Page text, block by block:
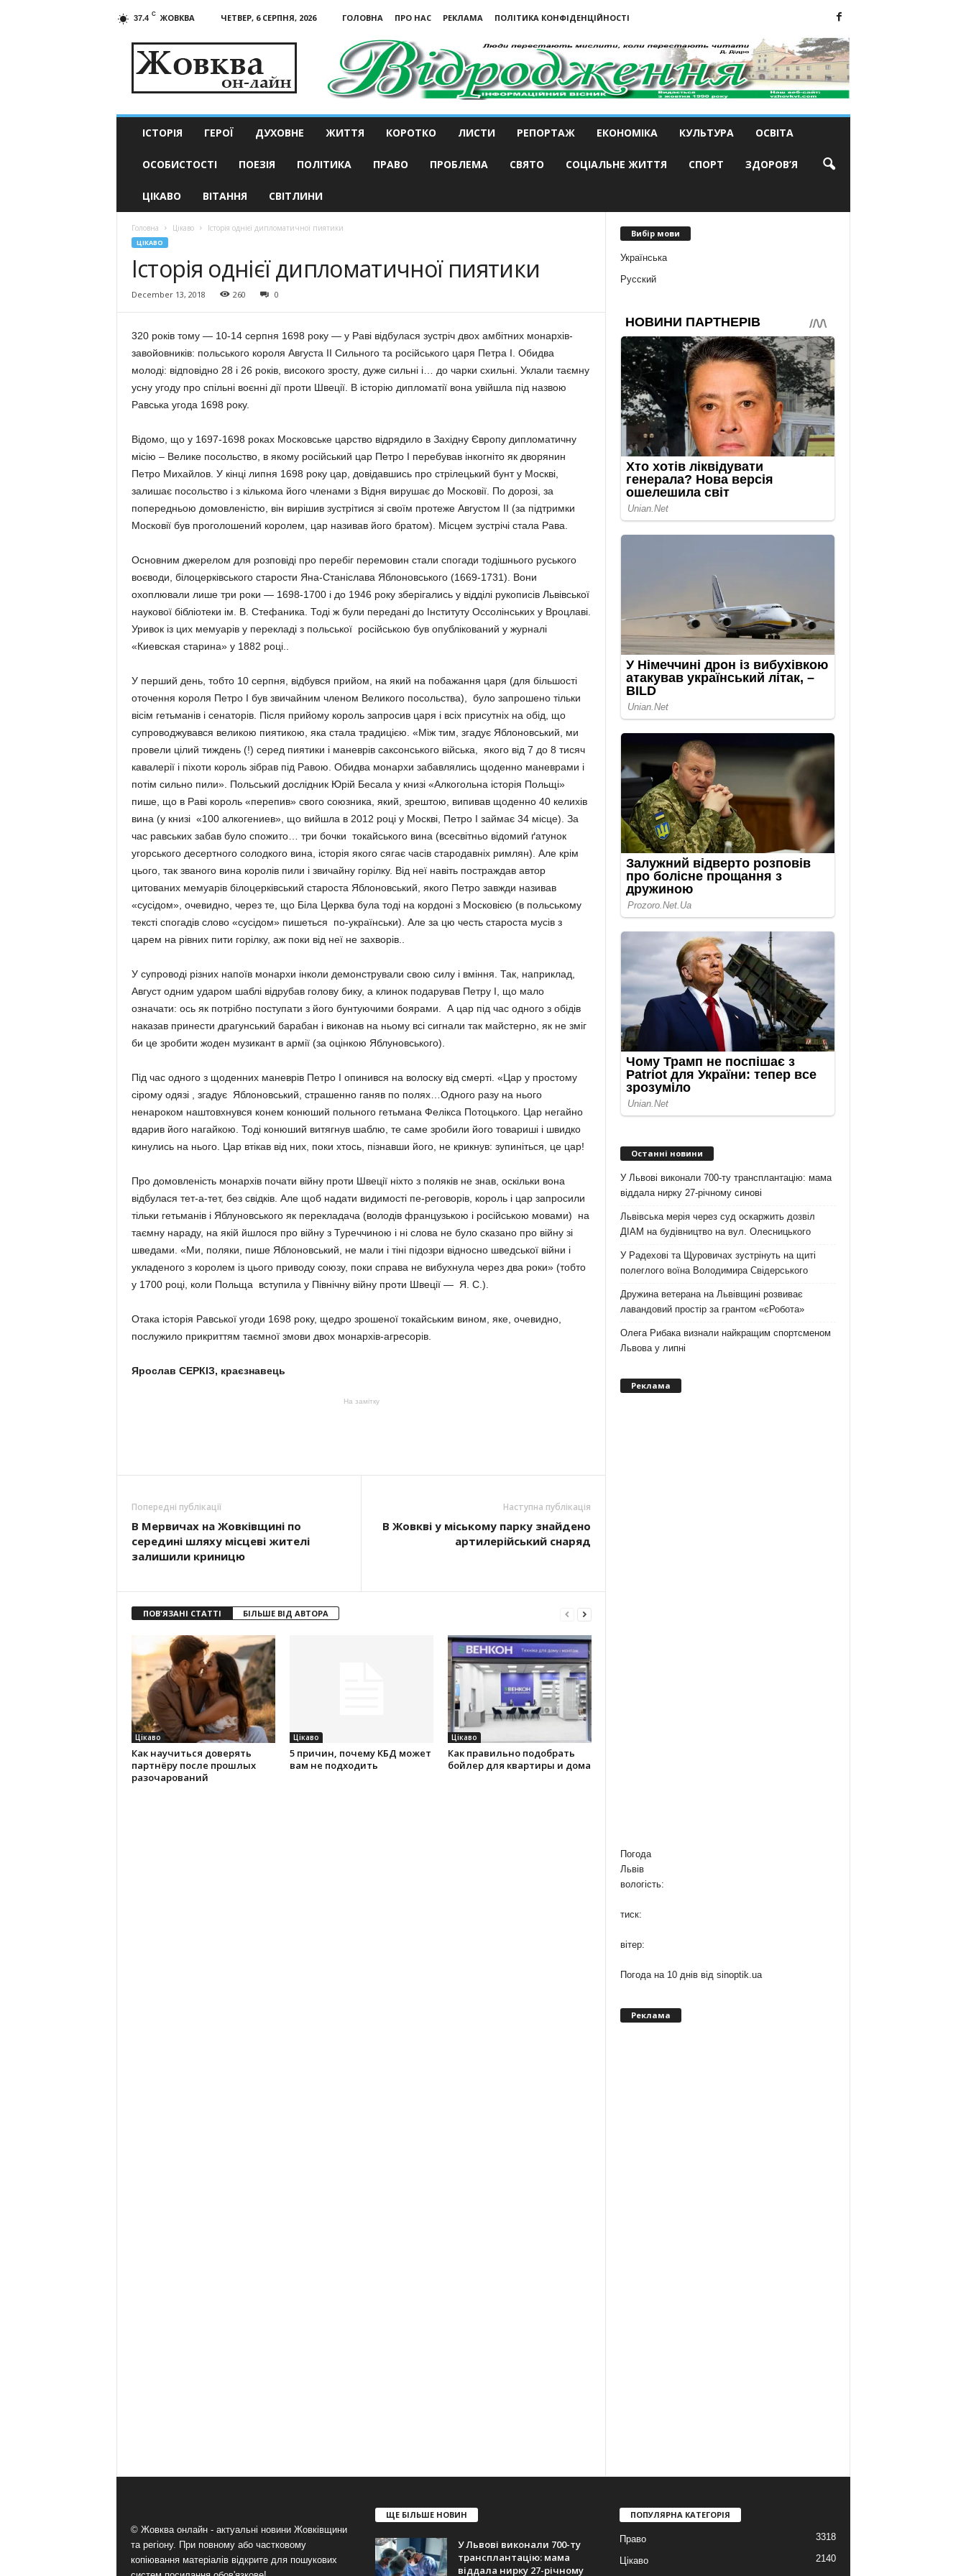
37.4 C ЖОВКВА ЧЕТВЕР, 6 СЕРПНЯ, 2026 ГОЛОВНА ПРО НАС РЕКЛАМА
ПОЛІТИКА КОНФІДЕНЦІЙНОСТІ
актуальні
ІСТОРІЯ ГЕРОЇ ДУХОВНЕ ЖИТТЯ КОРОТКО ЛИСТИ РЕПОРТАЖ ЕКОНОМІКА КУЛЬТУРА ОСВІТА
ОСОБИСТОСТІ ПОЕЗІЯ ПОЛІТИКА ПРАВО ПРОБЛЕМА СВЯТО СОЦІАЛЬНЕ ЖИТТЯ СПОРТ ЗДОРОВ’Я
ЦІКАВО ВІТАННЯ СВІТЛИНИ
Головна Цікаво Історія однієї дипломатичної пиятики
ЦІКАВО
Історія однієї дипломатичної пиятики
December 13, 2018 260 0
320 років тому — 10-14 серпня 1698 року — у Раві відбулася зустріч двох амбітних монархів-
завойовників: польського короля Августа ІІ Сильного та російського царя Петра І. Обидва
молоді: відповідно 28 і 26 років, високого зросту, дуже сильні і… до чарки схильні. Уклали таємну
усну угоду про спільні воєнні дії проти Швеції. В історію дипломатії вона увійшла під назвою
Равська угода 1698 року.
Відомо, що у 1697-1698 роках Московське царство відрядило в Західну Європу дипломатичну
місію – Велике посольство, в якому російський цар Петро І перебував інкогніто як дворянин
Петро Михайлов. У кінці липня 1698 року цар, довідавшись про стрілецький бунт у Москві,
залишає посольство і з кількома його членами з Відня вирушає до Московії. По дорозі, за
попередньою домовленістю, він вирішив зустрітися зі своїм протеже Августом ІІ (за підтримки
Московії був проголошений королем, цар називав його братом). Місцем зустрічі стала Рава.
Основним джерелом для розповіді про перебіг перемовин стали спогади тодішнього руського
воєводи, білоцерківського старости Яна-Станіслава Яблоновського (1669-1731). Вони
охоплювали лише три роки — 1698-1700 і до 1946 року зберігались у відділі рукописів Львівської
наукової бібліотеки ім. В. Стефаника. Тоді ж були передані до Інституту Оссолінських у Вроцлаві.
Уривок із цих мемуарів у перекладі з польської російською був опублікований у журналі
«Киевская старина» у 1882 році..
У перший день, тобто 10 серпня, відбувся прийом, на який на побажання царя (для більшості
оточення короля Петро І був звичайним членом Великого посольства), було запрошено тільки
вісім гетьманів і сенаторів. Після прийому король запросив царя і всіх присутніх на обід, що
супроводжувався великою пиятикою, яка стала традицією. «Між тим, згадує Яблоновський, ми
провели цілий тиждень (!) серед пиятики і маневрів саксонського війська, якого від 7 до 8 тисяч
кавалерії і піхоти король зібрав під Равою. Обидва монархи забавлялись щоденно маневрами і
потім сильно пили». Польський дослідник Юрій Бесала у книзі «Алкогольна історія Польщі»
пише, що в Раві король «перепив» свого союзника, який, зрештою, випивав щоденно 40 келихів
вина (у книзі «100 алкогениев», що вийшла в 2012 році у Москві, Петро І займає 34 місце). За
час равських забав було спожито… три бочки токайського вина (всесвітньо відомий ґатунок
угорського десертного солодкого вина, історія якого сягає часів стародавніх римлян). Але крім
цього, так званого вина королів пили і звичайну горілку. Від неї навіть постраждав автор
цитованих мемуарів білоцерківський староста Яблоновський, якого Петро завжди називав
«сусідом», очевидно, через те, що Біла Церква була тоді на кордоні з Московією (в польському
тексті спогадів слово «сусідом» пишеться по-українськи). Але за цю честь староста мусів з
царем на рівних пити горілку, аж поки від неї не захворів..
У супроводі різних напоїв монархи інколи демонстрували свою силу і вміння. Так, наприклад,
Август одним ударом шаблі відрубав голову бику, а клинок подарував Петру І, що мало
означати: ось як потрібно поступати з його бунтуючими боярами. А цар під час одного з обідів
наказав принести драгунський барабан і виконав на ньому всі сигнали так майстерно, як не зміг
би це зробити жоден музикант в армії (за оцінкою Яблуновського).
Під час одного з щоденних маневрів Петро І опинився на волоску від смерті. «Цар у простому
сірому одязі , згадує Яблоновський, страшенно ганяв по полях…Одного разу на нього
ненароком наштовхнувся конем конюший польного гетьмана Фелікса Потоцького. Цар негайно
вдарив його нагайкою. Тоді конюший витягнув шаблю, те саме зробили його товариші і швидко
кинулись на нього. Цар втікав від них, поки хтось, пізнавши його, не крикнув: зупиніться, це цар!
Про домовленість монархів почати війну проти Швеції ніхто з поляків не знав, оскільки вона
відбулася тет-а-тет, без свідків. Але щоб надати видимості пе-реговорів, король і цар запросили
тільки гетьманів і Яблуновського як перекладача (володів французькою і російською мовами) на
таємну нараду, на якій йшлося про війну з Туреччиною і ні слова не було сказано про війну зі
шведами. «Ми, поляки, пише Яблоновський, не мали і тіні підозри відносно шведської війни і
укладеного з королем із цього приводу союзу, поки справа не вибухнула через два роки» (тобто
у 1700 році, коли Польща вступила у Північну війну проти Швеції — Я. С.).
Отака історія Равської угоди 1698 року, щедро зрошеної токайським вином, яке, очевидно,
послужило прикриттям таємної змови двох монархів-агресорів.
Ярослав СЕРКІЗ, краєзнавець
На замітку
Попередні публікації
В Мервичах на Жовківщині по
середині шляху місцеві жителі
залишили криницю
Наступна публікація
В Жовкві у міському парку знайдено
артилерійський снаряд
ПОВ'ЯЗАНІ СТАТТІ БІЛЬШЕ ВІД АВТОРА
Цікаво
Как научиться доверять
партнёру после прошлых
разочарований
Цікаво
5 причин, почему КБД может
вам не подходить
Цікаво
Как правильно подобрать
бойлер для квартиры и дома
Вибір мови
Українська
Русский
Останні новини
У Львові виконали 700-ту трансплантацію: мама
віддала нирку 27-річному синові
Львівська мерія через суд оскаржить дозвіл
ДІАМ на будівництво на вул. Олесницького
У Радехові та Щуровичах зустрінуть на щиті
полеглого воїна Володимира Свідерського
Дружина ветерана на Львівщині розвиває
лавандовий простір за грантом «єРобота»
Олега Рибака визнали найкращим спортсменом
Львова у липні
Реклама
Погода
Львів
вологість:
тиск:
вітер:
Погода на 10 днів від sinoptik.ua
Реклама
© Жовква онлайн - актуальні новини Жовківщини
та регіону. При повному або частковому
копіювання матеріалів відкрите для пошукових
ЩЕ БІЛЬШЕ НОВИН
У Львові виконали 700-ту
трансплантацію: мама
віддала нирку 27-річному
ПОПУЛЯРНА КАТЕГОРІЯ
Право 3318
Цікаво
2140